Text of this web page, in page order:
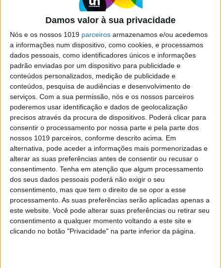
Damos valor à sua privacidade
Nós e os nossos 1019 parceiros armazenamos e/ou acedemos
a informações num dispositivo, como cookies, e processamos
dados pessoais, como identificadores únicos e informações
padrão enviadas por um dispositivo para publicidade e
conteúdos personalizados, medição de publicidade e
conteúdos, pesquisa de audiências e desenvolvimento de
serviços. Com a sua permissão, nós e os nossos parceiros
poderemos usar identificação e dados de geolocalização
precisos através da procura de dispositivos. Poderá clicar para
consentir o processamento por nossa parte e pela parte dos
nossos 1019 parceiros, conforme descrito acima. Em
alternativa, pode aceder a informações mais pormenorizadas e
alterar as suas preferências antes de consentir ou recusar o
consentimento. Tenha em atenção que algum processamento
dos seus dados pessoais poderá não exigir o seu
consentimento, mas que tem o direito de se opor a esse
processamento. As suas preferências serão aplicadas apenas a
este website. Você pode alterar suas preferências ou retirar seu
consentimento a qualquer momento voltando a este site e
clicando no botão "Privacidade" na parte inferior da página.
NEWSLETTER gratuita
Seja o primeiro a saber o
que está a DAR QUE
FALAR!
PALAVRAS-CHAVE
Daniela Ventura David Maurício
RELACIONADOS